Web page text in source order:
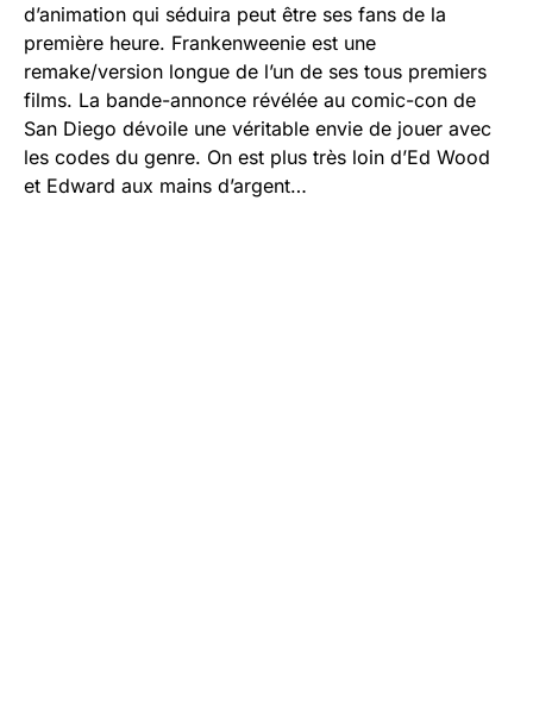
d’animation qui séduira peut être ses fans de la
première heure. Frankenweenie est une
remake/version longue de l’un de ses tous premiers
films. La bande-annonce révélée au comic-con de
San Diego dévoile une véritable envie de jouer avec
les codes du genre. On est plus très loin d’Ed Wood
et Edward aux mains d’argent…